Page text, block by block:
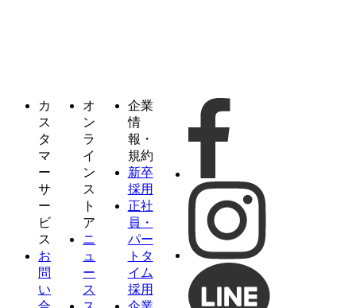
カ
ス
タ
マ
ー
サ
ー
ビ
ス
お
問
い
オ
ン
ラ
イ
ン
ス
ト
ア
ニ
ュ
ー
ス
企業
情
報・
規約
新卒
採用
正社
員・
パー
トタ
イム
採用